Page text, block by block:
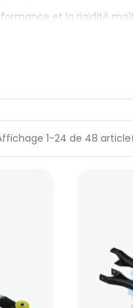
et la rigidité
pertinentes
un comportement plus
stabilisatrice BMW en
, qui s’inscrit dans la
de fiabiliser un montage
1-24 de 48